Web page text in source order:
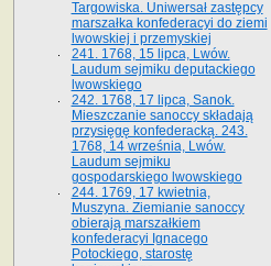
Targowiska. Uniwersał zastępcy
marszałka konfederacyi do ziemi
lwowskiej i przemyskiej
241. 1768, 15 lipca, Lwów.
Laudum sejmiku deputackiego
lwowskiego
242. 1768, 17 lipca, Sanok.
Mieszczanie sanoccy składają
przysięgę konfederacką. 243.
1768, 14 września, Lwów.
Laudum sejmiku
gospodarskiego lwowskiego
244. 1769, 17 kwietnia,
Muszyna. Ziemianie sanoccy
obierają marszałkiem
konfederacyi Ignacego
Potockiego, starostę